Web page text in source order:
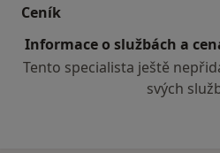
● Upozornění na plánované
● Zasílání laboratorních výsledků emailem včetně
zhodnocení lékaře
Ceník
Informace o službách a
Tento specialista ještě
svých